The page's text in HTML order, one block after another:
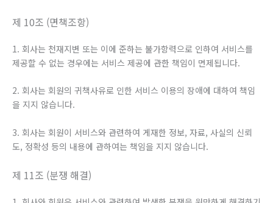
제 10조 (면책조항)
1. 회사는 천재지변 또는 이에 준하는 불가항력으로 인하여 서비스를
제공할 수 없는 경우에는 서비스 제공에 관한 책임이 면제됩니다.
2. 회사는 회원의 귀책사유로 인한 서비스 이용의 장애에 대하여 책임
을 지지 않습니다.
3. 회사는 회원이 서비스와 관련하여 게재한 정보, 자료, 사실의 신뢰
도, 정확성 등의 내용에 관하여는 책임을 지지 않습니다.
제 11조 (분쟁 해결)